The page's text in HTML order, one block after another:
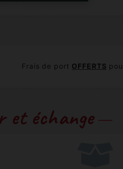
Frais de port OFFERTS
et échange